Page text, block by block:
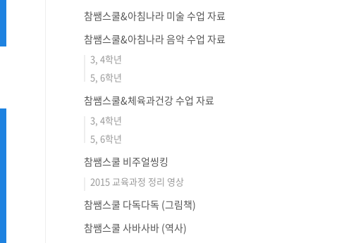
참쌤스쿨&아침나라 미술 수업 자료
참쌤스쿨&아침나라 음악 수업 자료
3, 4학년
5, 6학년
참쌤스쿨&체육과건강 수업 자료
3, 4학년
5, 6학년
참쌤스쿨 비주얼씽킹
2015 교육과정 정리 영상
참쌤스쿨 다독다독 (그림책)
참쌤스쿨 사바사바 (역사)